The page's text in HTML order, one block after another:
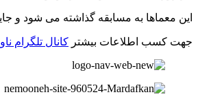
این معماها به مسابقه گذاشته می شود و
جهت کسب اطلاعات بیشتر کانال تلگرام